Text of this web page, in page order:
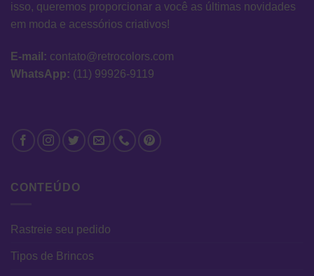
isso, queremos proporcionar a você as últimas novidades
em moda e acessórios criativos!
E-mail: contato@retrocolors.com
WhatsApp: (11) 99926-9119
CONTEÚDO
Rastreie seu pedido
Tipos de Brincos